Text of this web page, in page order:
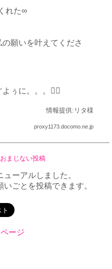
れた∞
願いを叶えてくださ
ぅに。。。
情報提供:リタ様
proxy1173.docomo.ne.jp
おまじない投稿
ーアルしました。
いごとを投稿できます。
ージ